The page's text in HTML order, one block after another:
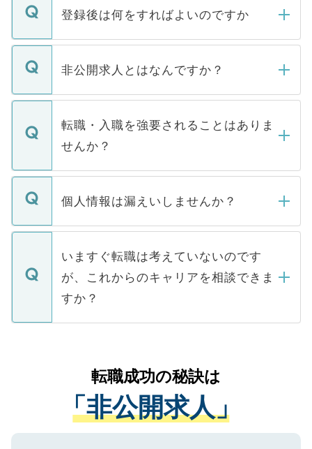
登録後は何をすればよいのですか
ご登録いただきましたら、弊社担当者がご
登録内容を確認し、その後メールもしくは
ます。通常、5営業日以内にはご連絡をせて
いただきますので、しばらくお待ちくださ
非公開求人とはなんですか？
マイナビDOCTORで取り扱っている求人の
うち約3割は、Webサイトからご覧いただ
けない「非公開求人」です。非公開求人は
下記の理由によって、一般には公開してい
ません。
■応募殺到を避けるため 人気のある医療機
関を公にしてしまうと、応募が殺到する場
に、医療機関が求める条件に合った人材の
みを人材紹介会社に依頼するケースが増え
ています。
転職・入職を強要されることはありま
せんか？
転職・入職を強要することは一切ありませ
ん。また、仮に応募先から内定をいただい
定を承諾する必要はありません。内定先へ
の辞退の連絡はキャリアパートナーが行い
個人情報は漏えいしませんか？
個人情報が漏えいすることはありませんの
で、ご安心ください。当サイトからの登録
などで収集したご登録者様の個人情報は、
ご本人のキャリアアップおよび転職活動の
支援を目的に使用いたします。お預かりし
ているすべての個人データはご本人の許可
は、個人情報の取り扱いについての厳密な
管理基準を満たした事業者のみに付与され
る、プライバシーマークを取得済みです。
いますぐ転職は考えていないのです
が、これからのキャリアを相談できま
すか？
かがいして、現在の医療機関の状況や紹介
経験をまじえながら、適切なアドバイスを
させていただきます。すぐにご転職をされ
ない方には、長期的なサポートが可能です
ので、まずはご登録ください。
転職成功の秘訣は
「非公開求人」